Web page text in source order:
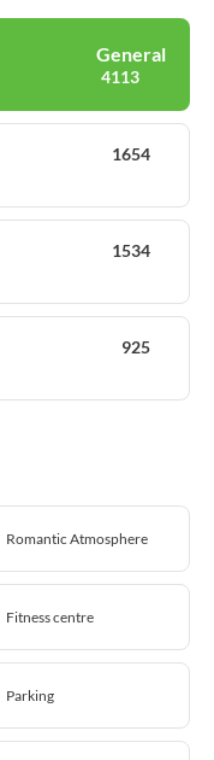
General
4113
1654
1534
925
Romantic Atmosphere
Fitness centre
Parking